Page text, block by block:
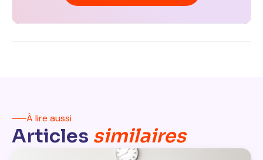
À lire aussi
Articles similaires